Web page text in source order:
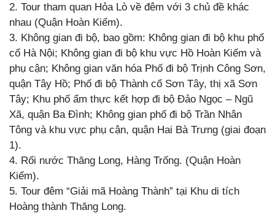
2. Tour tham quan Hỏa Lò về đêm với 3 chủ đề khác
nhau (Quận Hoàn Kiếm).
3. Không gian đi bộ, bao gồm: Không gian đi bộ khu phố
cổ Hà Nội; Không gian đi bộ khu vực Hồ Hoàn Kiếm và
phụ cận; Không gian văn hóa Phố đi bộ Trịnh Công Sơn,
quận Tây Hồ; Phố đi bộ Thành cổ Sơn Tây, thị xã Sơn
Tây; Khu phố ẩm thực kết hợp đi bộ Đảo Ngọc – Ngũ
Xã, quận Ba Đình; Không gian phố đi bộ Trần Nhân
Tông và khu vực phụ cận, quận Hai Bà Trưng (giai đoạn
1).
4. Rối nước Thăng Long, Hàng Trống. (Quận Hoàn
Kiếm).
5. Tour đêm “Giải mã Hoàng Thành” tại Khu di tích
Hoàng thành Thăng Long.